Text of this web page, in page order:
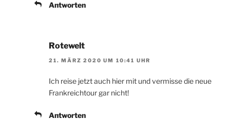
Antworten
Rotewelt
21. MÄRZ 2020 UM 10:41 UHR
Ich reise jetzt auch hier mit und vermisse die neue
Frankreichtour gar nicht!
Antworten